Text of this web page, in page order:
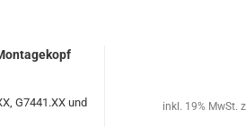
G7441.XX und
inkl. 19% MwSt.